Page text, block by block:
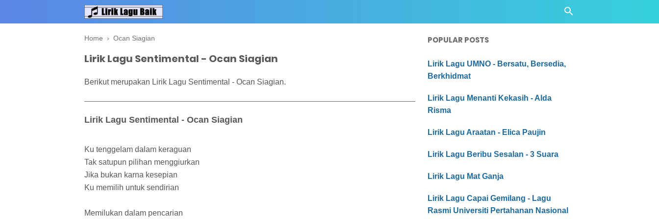
Home › Ocan Siagian
Lirik Lagu Sentimental - Ocan Siagian
Berikut merupakan Lirik Lagu Sentimental - Ocan Siagian.
Lirik Lagu Sentimental - Ocan Siagian
Ku tenggelam dalam keraguan
Tak satupun pilihan menggiurkan
Jika bukan karna kesepian
Ku memilih untuk sendirian
Memilukan dalam pencarian
POPULAR POSTS
Lirik Lagu UMNO - Bersatu, Bersedia,
Berkhidmat
Lirik Lagu Menanti Kekasih - Alda
Risma
Lirik Lagu Araatan - Elica Paujin
Lirik Lagu Beribu Sesalan - 3 Suara
Lirik Lagu Mat Ganja
Lirik Lagu Capai Gemilang - Lagu
Rasmi Universiti Pertahanan Nasional